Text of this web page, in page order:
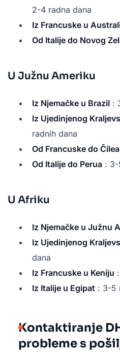
2-4 radna dana
Iz Francuske u
Od Italije do Novog
U Južnu Ameriku
Iz Njemačke u Brazil :
Iz Ujedinjenog
radnih dana
Od Francuske do Čilea
Od Italije do Perua : 3-
U Afriku
Iz Njemačke u Južnu
Iz Ujedinjenog
dana
Iz Francuske u Keniju
Iz Italije u Egipat : 3-5
Kontaktiranje
probleme s